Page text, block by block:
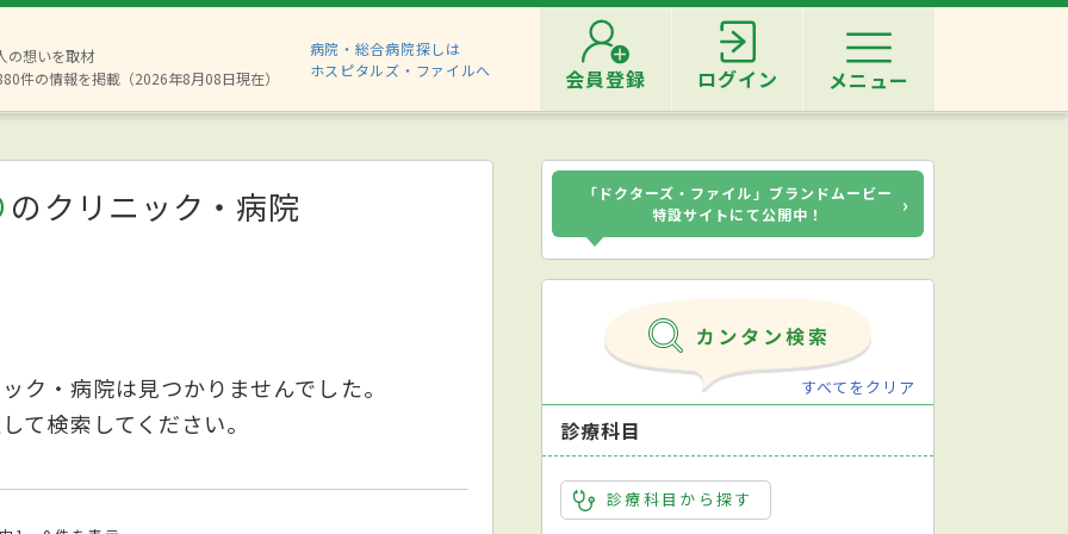
の想いを取材
件の情報を掲載（2026年8月08日現在）
病院・総合病院探しは
ホスピタルズ・ファイルへ
会員登録 ログイン メニュー
のクリニック・病院
ク・病院は見つかりませんでした。
て検索してください。
「ドクターズ・ファイル」ブランドムービー
特設サイトにて公開中！
›
すべてをクリア
診療科目
診療科目から探す